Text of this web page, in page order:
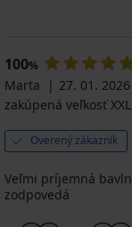
100%
Marta
27. 01. 2026
zakúpená veľkosť XXL
Overený zákazník
Veľmi príjemná
zodpovedá